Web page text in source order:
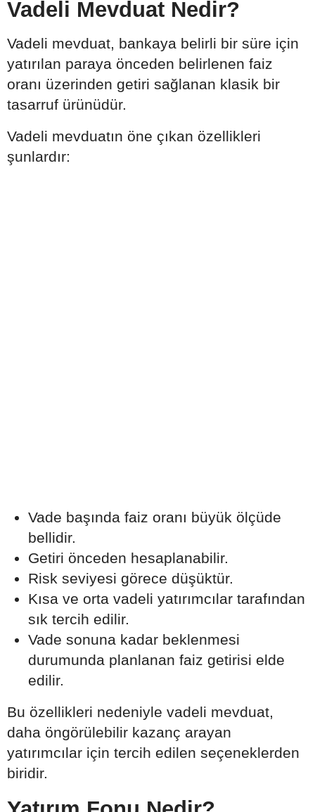
Vadeli Mevduat Nedir?
Vadeli mevduat, bankaya belirli bir süre için
yatırılan paraya önceden belirlenen faiz
oranı üzerinden getiri sağlanan klasik bir
tasarruf ürünüdür.
Vadeli mevduatın öne çıkan özellikleri
şunlardır:
Vade başında faiz oranı büyük ölçüde
bellidir.
Getiri önceden hesaplanabilir.
Risk seviyesi görece düşüktür.
Kısa ve orta vadeli yatırımcılar tarafından
sık tercih edilir.
Vade sonuna kadar beklenmesi
durumunda planlanan faiz getirisi elde
edilir.
Bu özellikleri nedeniyle vadeli mevduat,
daha öngörülebilir kazanç arayan
yatırımcılar için tercih edilen seçeneklerden
biridir.